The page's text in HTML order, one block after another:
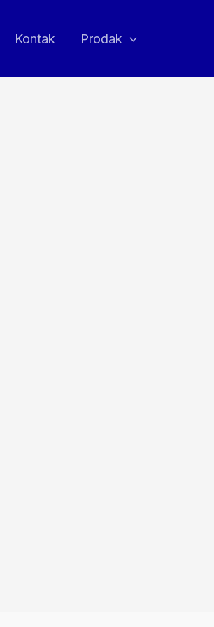
Kontak Prodak